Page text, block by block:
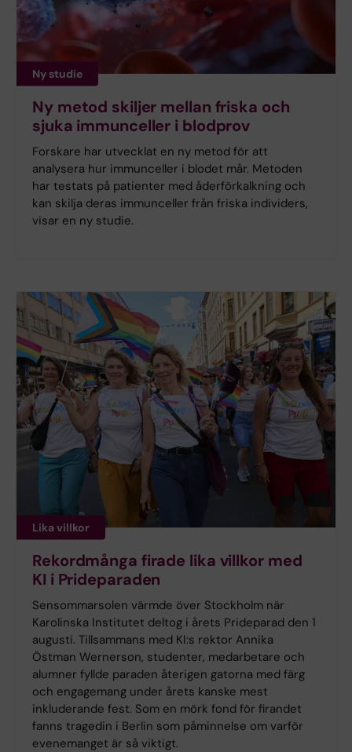
Ny studie
Ny metod skiljer mellan friska och
sjuka immunceller i blodprov
Forskare har utvecklat en ny metod för att
analysera hur immunceller i blodet mår. Metoden
har testats på patienter med åderförkalkning och
kan skilja deras immunceller från friska individers,
visar en ny studie.
Lika villkor
Rekordmånga firade lika villkor med
KI i Prideparaden
Sensommarsolen värmde över Stockholm när
Karolinska Institutet deltog i årets Prideparad den 1
augusti. Tillsammans med KI:s rektor Annika
Östman Wernerson, studenter, medarbetare och
alumner fyllde paraden återigen gatorna med färg
och engagemang under årets kanske mest
inkluderande fest. Som en mörk fond för firandet
fanns tragedin i Berlin som påminnelse om varför
evenemanget är så viktigt.